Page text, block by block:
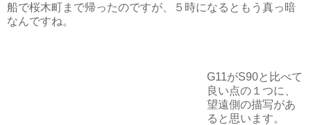
船で桜木町まで帰ったのですが、５時になるともう真っ暗
なんですね。
G11がS90と比べて
良い点の１つに、
望遠側の描写があ
ると思います。